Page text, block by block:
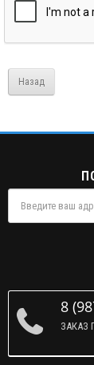
Назад
8
ЗАКАЗ